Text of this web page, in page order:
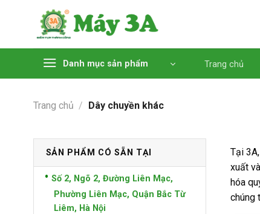
dung
Danh mục sản phẩm Trang chủ
Trang chủ / Dây chuyền khác
SẢN PHẨM CÓ SẴN TẠI
Số 2, Ngõ 2, Đường Liên Mạc,
Phường Liên Mạc, Quận Bắc Từ
Liêm, Hà Nội
Tại
xuất
hóa
chúng